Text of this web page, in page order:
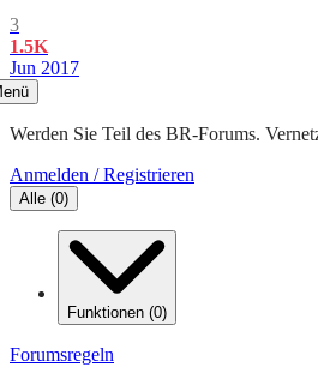
3
1.5K
Jun 2017
Werden Sie Teil des BR-Forums.
Anmelden / Registrieren
Alle (0)
Funktionen (0)
Forumsregeln